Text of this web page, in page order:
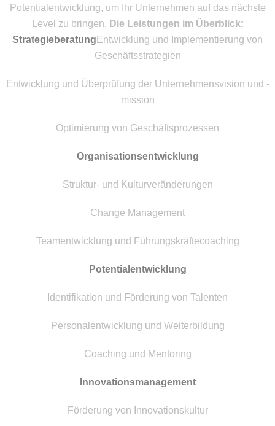
Potentialentwicklung, um Ihr Unternehmen auf das nächste
Level zu bringen. Die Leistungen im Überblick:
Strategieberatung Entwicklung und Implementierung von
Geschäftsstrategien
Entwicklung und Überprüfung der Unternehmensvision und -
mission
Optimierung von Geschäftsprozessen
Organisationsentwicklung
Struktur- und Kulturveränderungen
Change Management
Teamentwicklung und Führungskräftecoaching
Potentialentwicklung
Identifikation und Förderung von Talenten
Personalentwicklung und Weiterbildung
Coaching und Mentoring
Innovationsmanagement
Förderung von Innovationskultur